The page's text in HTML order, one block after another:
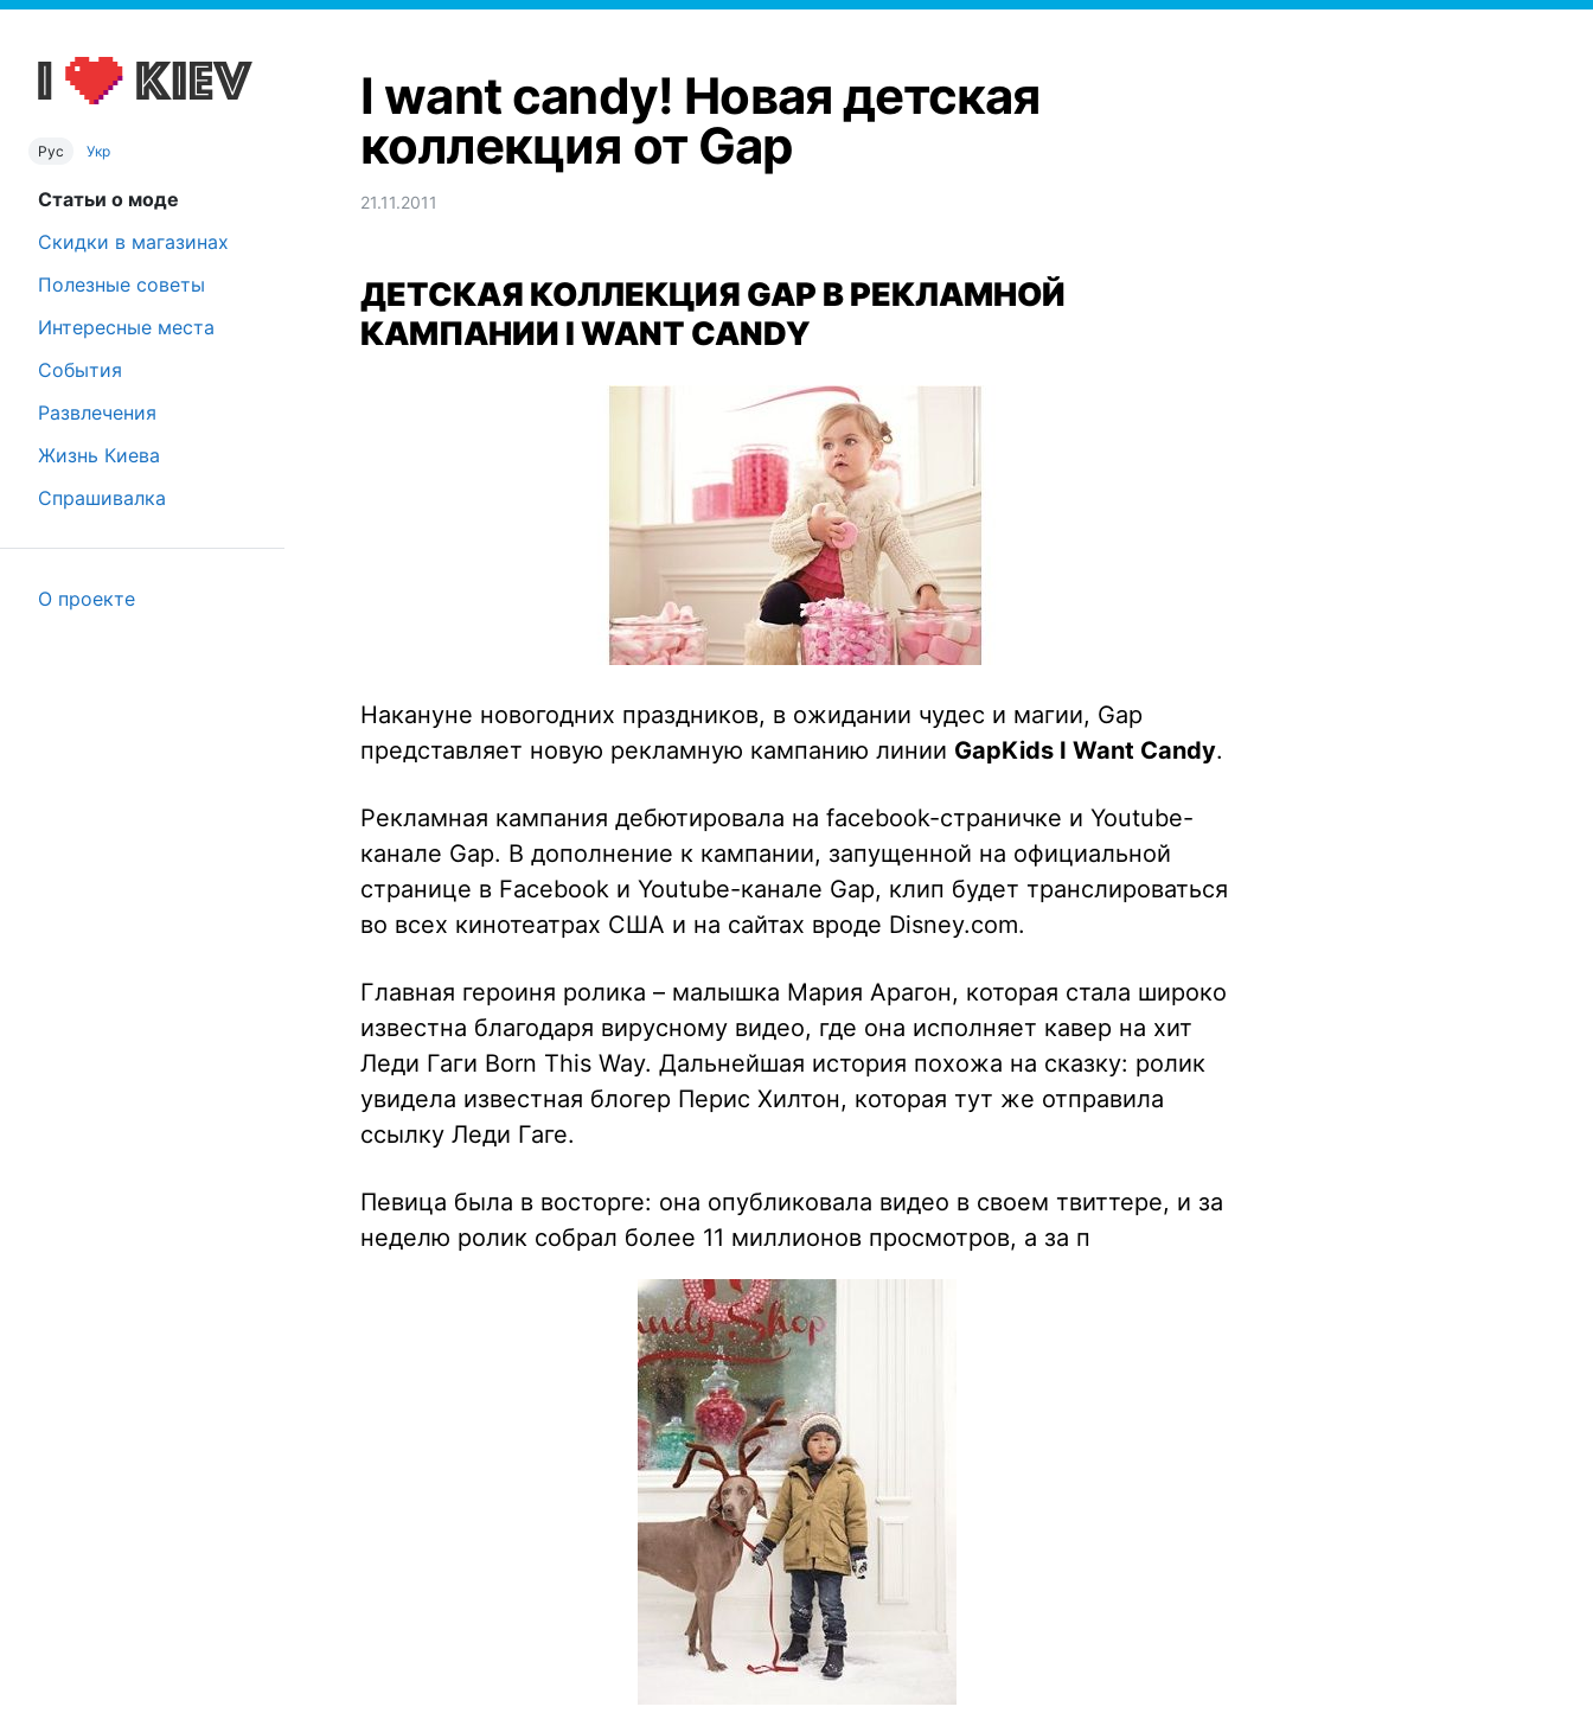
Рус Укр
Статьи о моде
Скидки в магазинах
Полезные советы
Интересные места
События
Развлечения
Жизнь Киева
Спрашивалка
О проекте
I want candy! Новая детская
коллекция от Gap
21.11.2011
ДЕТСКАЯ КОЛЛЕКЦИЯ GAP В РЕКЛАМНОЙ
КАМПАНИИ I WANT CANDY
Накануне новогодних праздников, в ожидании чудес и магии, Gap
представляет новую рекламную кампанию линии GapKids I Want Candy.
Рекламная кампания дебютировала на facebook-страничке и Youtube-
канале Gap. В дополнение к кампании, запущенной на официальной
странице в Facebook и Youtube-канале Gap, клип будет транслироваться
во всех кинотеатрах США и на сайтах вроде Disney.com.
Главная героиня ролика – малышка Мария Арагон, которая стала широко
известна благодаря вирусному видео, где она исполняет кавер на хит
Леди Гаги Born This Way. Дальнейшая история похожа на сказку: ролик
увидела известная блогер Перис Хилтон, которая тут же отправила
ссылку Леди Гаге.
Певица была в восторге: она опубликовала видео в своем твиттере, и за
неделю ролик собрал более 11 миллионов просмотров, а за п